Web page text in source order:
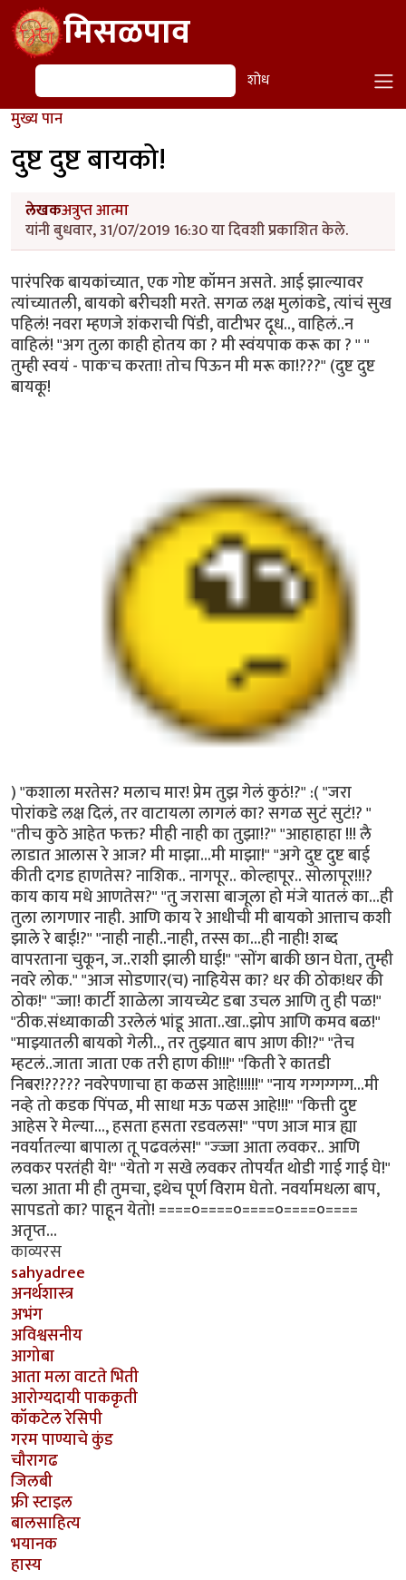
Skip to main contentमिसळपाव
शोध शोध
मुख्य पान
दुष्ट दुष्ट बायको!
लेखकअत्रुप्त आत्मा
यांनी बुधवार, 31/07/2019 16:30 या दिवशी प्रकाशित केले.
पारंपरिक बायकांच्यात, एक गोष्ट कॉमन असते. आई झाल्यावर
त्यांच्यातली, बायको बरीचशी मरते. सगळ लक्ष मुलांकडे, त्यांचं सुख
पहिलं! नवरा म्हणजे शंकराची पिंडी, वाटीभर दूध.., वाहिलं..न
वाहिलं! ''अग तुला काही होतय का ? मी स्वंयपाक करू का ? " "
तुम्ही स्वयं - पाक'च करता! तोच पिऊन मी मरू का!???" (दुष्ट दुष्ट
बायकू!
) "कशाला मरतेस? मलाच मार! प्रेम तुझ गेलं कुठं!?" :( "जरा
पोरांकडे लक्ष दिलं, तर वाटायला लागलं का? सगळ सुटं सुटं!? "
"तीच कुठे आहेत फक्त? मीही नाही का तुझा!?" "आहाहाहा !!! लै
लाडात आलास रे आज? मी माझा...मी माझा!" "अगे दुष्ट दुष्ट बाई
कीती दगड हाणतेस? नाशिक.. नागपूर.. कोल्हापूर.. सोलापूर!!!?
काय काय मधे आणतेस?" "तु जरासा बाजूला हो मंजे यातलं का...ही
तुला लागणार नाही. आणि काय रे आधीची मी बायको आत्ताच कशी
झाले रे बाई!?" "नाही नाही..नाही, तस्स का...ही नाही! शब्द
वापरताना चुकून, ज..राशी झाली घाई!" "सोंग बाकी छान घेता, तुम्ही
नवरे लोक." "आज सोडणार(च) नाहियेस का? धर की ठोक!धर की
ठोक!" "ज्जा! कार्टी शाळेला जायच्येट डबा उचल आणि तु ही पळ!"
"ठीक.संध्याकाळी उरलेलं भांडू आता..खा..झोप आणि कमव बळ!"
"माझ्यातली बायको गेली.., तर तुझ्यात बाप आण की!?" "तेच
म्हटलं..जाता जाता एक तरी हाण की!!!" "किती रे कातडी
निबर!????? नवरेपणाचा हा कळस आहे!!!!!!" "नाय गग्गग्गग्ग...मी
नव्हे तो कडक पिंपळ, मी साधा मऊ पळस आहे!!!" "कित्ती दुष्ट
आहेस रे मेल्या..., हसता हसता रडवलस!" "पण आज मात्र ह्या
नवर्यातल्या बापाला तू पढवलंस!" "ज्ज्जा आता लवकर.. आणि
लवकर परतंही ये!" "येतो ग सखे लवकर तोपर्यंत थोडी गाई गाई घे!"
चला आता मी ही तुमचा, इथेच पूर्ण विराम घेतो. नवर्यामधला बाप,
सापडतो का? पाहून येतो! ====०====०====०====०====
अतृप्त...
काव्यरस
sahyadree
अनर्थशास्त्र
अभंग
अविश्वसनीय
आगोबा
आता मला वाटते भिती
आरोग्यदायी पाककृती
कॉकटेल रेसिपी
गरम पाण्याचे कुंड
चौरागढ
जिलबी
फ्री स्टाइल
बालसाहित्य
भयानक
हास्य